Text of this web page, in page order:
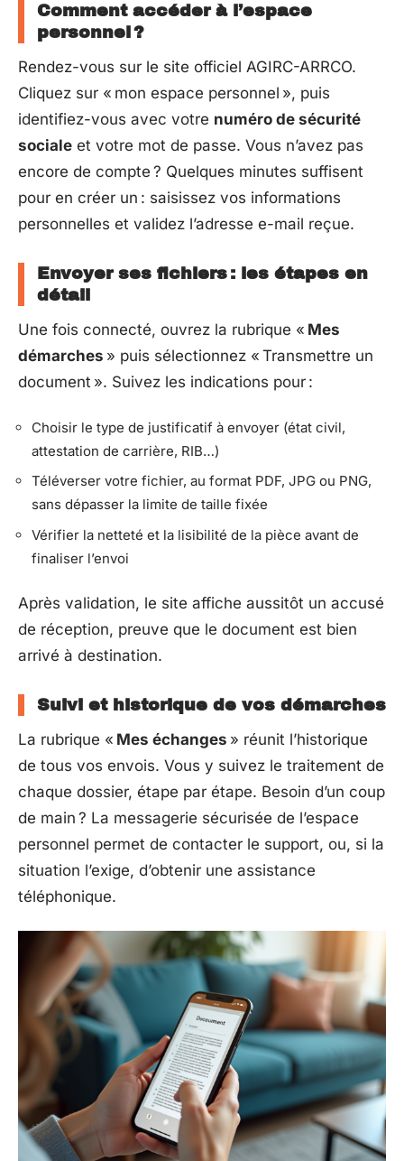
Comment accéder à l’espace
personnel ?
Rendez-vous sur le site officiel AGIRC-ARRCO.
Cliquez sur « mon espace personnel », puis
identifiez-vous avec votre numéro de sécurité
sociale et votre mot de passe. Vous n’avez pas
encore de compte ? Quelques minutes suffisent
pour en créer un : saisissez vos informations
personnelles et validez l’adresse e-mail reçue.
Envoyer ses fichiers : les étapes en
détail
Une fois connecté, ouvrez la rubrique « Mes
démarches » puis sélectionnez « Transmettre un
document ». Suivez les indications pour :
Choisir le type de justificatif à envoyer (état civil,
attestation de carrière, RIB…)
Téléverser votre fichier, au format PDF, JPG ou PNG,
sans dépasser la limite de taille fixée
Vérifier la netteté et la lisibilité de la pièce avant de
finaliser l’envoi
Après validation, le site affiche aussitôt un accusé
de réception, preuve que le document est bien
arrivé à destination.
Suivi et historique de vos démarches
La rubrique « Mes échanges » réunit l’historique
de tous vos envois. Vous y suivez le traitement de
chaque dossier, étape par étape. Besoin d’un coup
de main ? La messagerie sécurisée de l’espace
personnel permet de contacter le support, ou, si la
situation l’exige, d’obtenir une assistance
téléphonique.